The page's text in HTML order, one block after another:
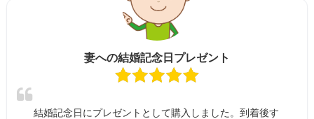
妻への結婚記念日プレゼント
結婚記念日にプレゼントとして購入しました。到着後す